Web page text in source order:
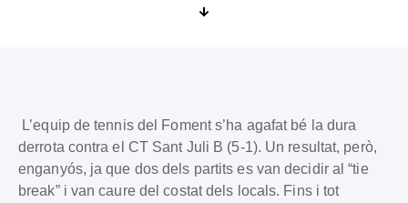
L’equip de tennis del Foment s’ha agafat bé la dura
derrota contra el CT Sant Juli B (5-1). Un resultat, però,
enganyós, ja que dos dels partits es van decidir al “tie
break” i van caure del costat dels locals. Fins i tot